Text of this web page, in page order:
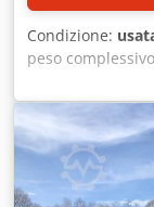
Condizione:
peso
, prima
Anno del
dimensioni e
veicolo: 35.000
Center GmbH,
errori e